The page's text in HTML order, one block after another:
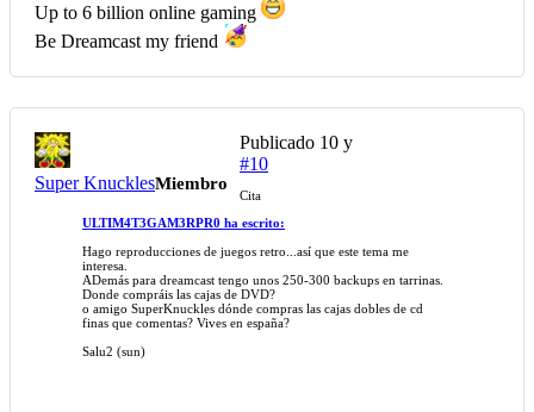
Up to 6 billion online gaming
Be Dreamcast my friend
Super KnucklesMiembro
Publicado 10 y
#10
Cita
ULTIM4T3GAM3RPR0 ha escrito:
Hago reproducciones de juegos retro...así que este tema me
interesa.
ADemás para dreamcast tengo unos 250-300 backups en tarrinas.
Donde compráis las cajas de DVD?
o amigo SuperKnuckles dónde compras las cajas dobles de cd
finas que comentas? Vives en españa?
Salu2 (sun)